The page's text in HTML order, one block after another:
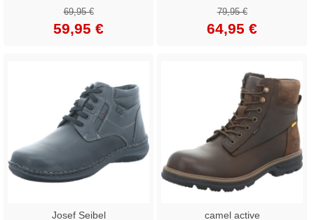
69,95 €
59,95 €
79,95 €
64,95 €
Josef Seibel camel active